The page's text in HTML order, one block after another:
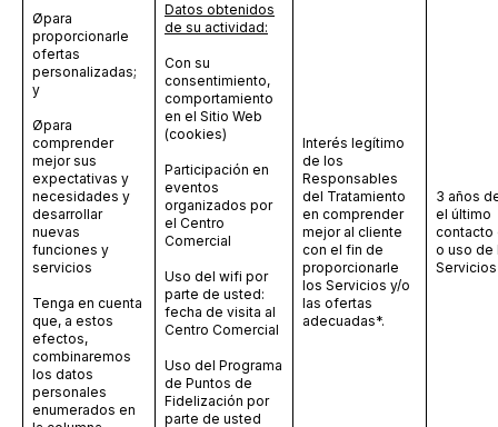
Øpara
proporcionarle
ofertas
personalizadas;
y
Øpara
comprender
mejor sus
expectativas y
necesidades y
desarrollar
nuevas
funciones y
servicios
Tenga en cuenta
que, a estos
efectos,
combinaremos
los datos
personales
enumerados en
Datos obtenidos
de su actividad:
Con su
consentimiento,
comportamiento
en el Sitio Web
(cookies)
Participación en
eventos
organizados por
el Centro
Comercial
Uso del wifi por
parte de usted:
fecha de visita al
Centro Comercial
Uso del Programa
de Puntos de
Fidelización por
parte de usted
Interés legítimo
de los
Responsables
del Tratamiento
en comprender
mejor al cliente
con el fin de
proporcionarle
los Servicios y/o
las ofertas
adecuadas*.
3 años
el último
contacto
o uso de
Servicios